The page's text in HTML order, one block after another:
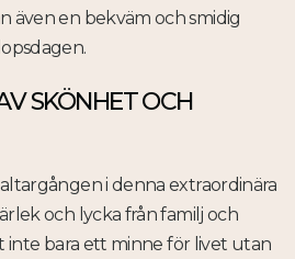
även en bekväm och smidig
SKÖNHET OCH
i denna extraordinära
och lycka från familj och
inte bara ett minne för livet utan